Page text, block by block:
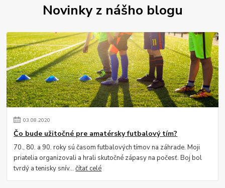
Novinky z nášho blogu
03.08.2020
Čo bude užitočné pre amatérsky futbalový tím?
70., 80. a 90. roky sú časom futbalových tímov na záhrade. Moji
priatelia organizovali a hrali skutočné zápasy na počesť. Boj bol
tvrdý a tenisky snív...čítať celé